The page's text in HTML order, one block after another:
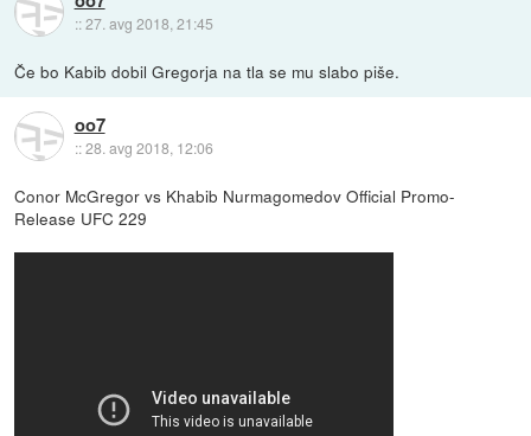
::27. avg 2018, 21:45
Če bo Kabib dobil Gregorja na tla se mu slabo piše.
oo7
::28. avg 2018, 12:06
Conor McGregor vs Khabib Nurmagomedov Official Promo-
Release UFC 229